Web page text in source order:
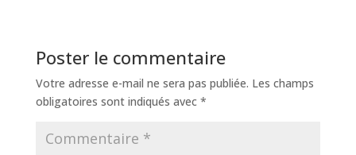
Poster le commentaire
Votre adresse e-mail ne sera pas publiée. Les champs
obligatoires sont indiqués avec *